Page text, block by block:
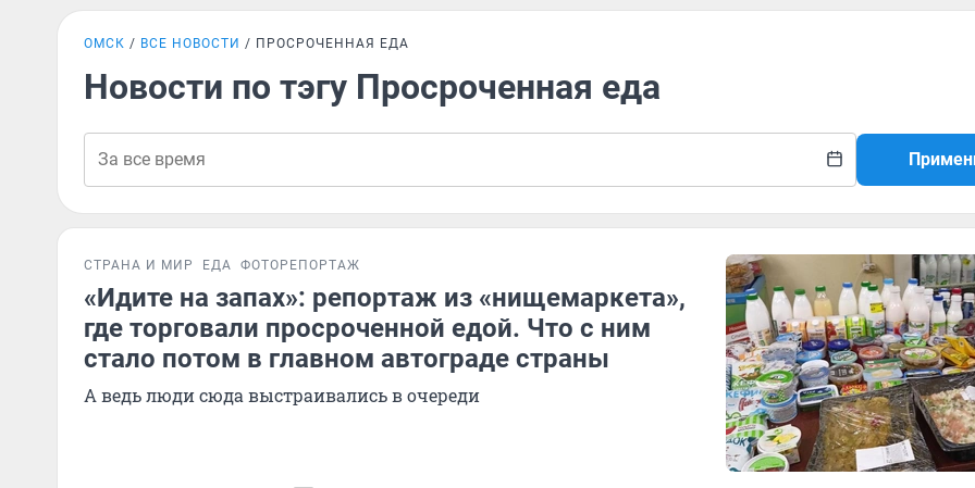
ОМСК ВСЕ НОВОСТИ ПРОСРОЧЕННАЯ ЕДА
Новости по тэгу Просроченная еда
СТРАНА И МИР ЕДА ФОТОРЕПОРТАЖ
«Идите на запах»: репортаж из «нищемаркета»,
где торговали просроченной едой. Что с ним
стало потом в главном автограде страны
А ведь люди сюда выстраивались в очереди